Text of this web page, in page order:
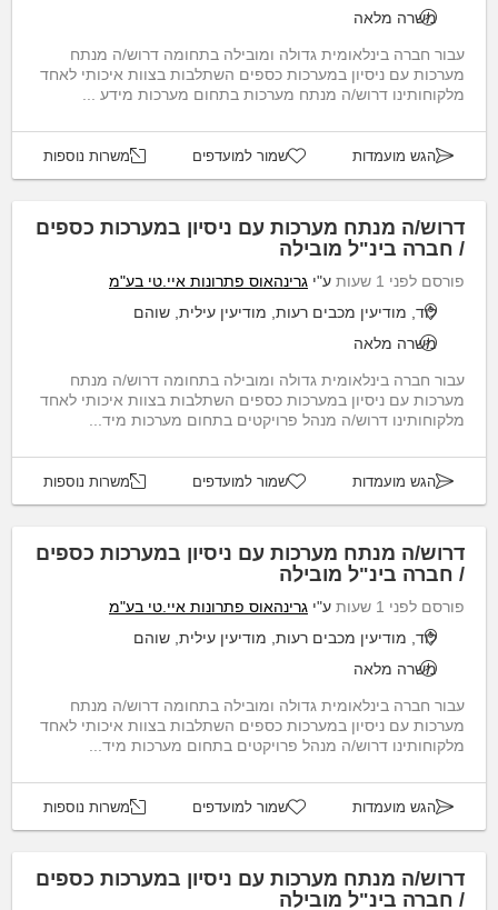
משרה מלאה
עבור חברה בינלאומית גדולה ומובילה בתחומה דרוש/ה מנתח
מערכות עם ניסיון במערכות כספים השתלבות בצוות איכותי לאחד
מלקוחותינו דרוש/ה מנתח מערכות בתחום מערכות מידע ...
הגש מועמדות שמור למועדפים משרות נוספות
דרוש/ה מנתח מערכות עם ניסיון במערכות כספים
/ חברה בינ"ל מובילה
פורסם לפני 1 שעות ע"י גרינהאוס פתרונות איי.טי בע"מ
לוד, מודיעין מכבים רעות, מודיעין עילית, שוהם
משרה מלאה
עבור חברה בינלאומית גדולה ומובילה בתחומה דרוש/ה מנתח
מערכות עם ניסיון במערכות כספים השתלבות בצוות איכותי לאחד
מלקוחותינו דרוש/ה מנהל פרויקטים בתחום מערכות מיד...
הגש מועמדות שמור למועדפים משרות נוספות
דרוש/ה מנתח מערכות עם ניסיון במערכות כספים
/ חברה בינ"ל מובילה
פורסם לפני 1 שעות ע"י גרינהאוס פתרונות איי.טי בע"מ
לוד, מודיעין מכבים רעות, מודיעין עילית, שוהם
משרה מלאה
עבור חברה בינלאומית גדולה ומובילה בתחומה דרוש/ה מנתח
מערכות עם ניסיון במערכות כספים השתלבות בצוות איכותי לאחד
מלקוחותינו דרוש/ה מנהל פרויקטים בתחום מערכות מיד...
הגש מועמדות שמור למועדפים משרות נוספות
דרוש/ה מנתח מערכות עם ניסיון במערכות כספים
/ חברה בינ"ל מובילה